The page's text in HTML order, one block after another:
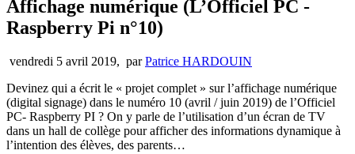
Affichage numérique (L’Officiel PC -
Raspberry Pi n°10)
vendredi 5 avril 2019, parPatrice HARDOUIN
Devinez qui a écrit le « projet complet » sur l’affichage numérique
(digital signage) dans le numéro 10 (avril / juin 2019) de l’Officiel
PC- Raspberry PI ? On y parle de l’utilisation d’un écran de TV
dans un hall de collège pour afficher des informations dynamique à
l’intention des élèves, des parents…